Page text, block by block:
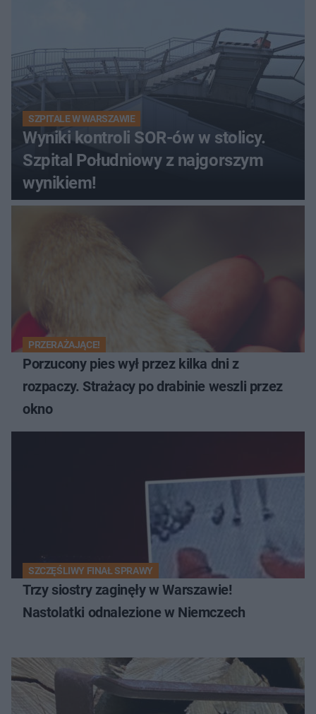
SZPITALE W WARSZAWIE
Wyniki kontroli SOR-ów w stolicy.
Szpital Południowy z najgorszym
wynikiem!
PRZERAŻAJĄCE!
Porzucony pies wył przez kilka dni z
rozpaczy. Strażacy po drabinie weszli przez
okno
SZCZĘŚLIWY FINAŁ SPRAWY
Trzy siostry zaginęły w Warszawie!
Nastolatki odnalezione w Niemczech